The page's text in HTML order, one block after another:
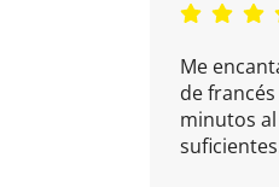
Me
de
minutos